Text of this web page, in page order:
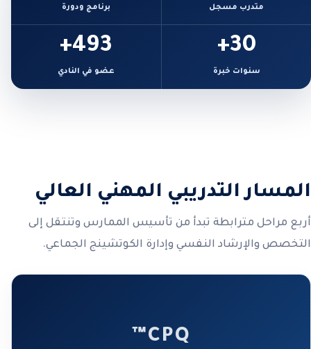
متدرب مسجل برنامج ودورة
30+
سنوات خبرة
493+
عضو في النادي
المسار التدريبي المهني العالي
أربع مراحل مترابطة تبدأ من تأسيس الممارس وتنتقل إلى
التخصص والإرشاد النفسي وإدارة الكوتشينج الجماعي.
CPQ™